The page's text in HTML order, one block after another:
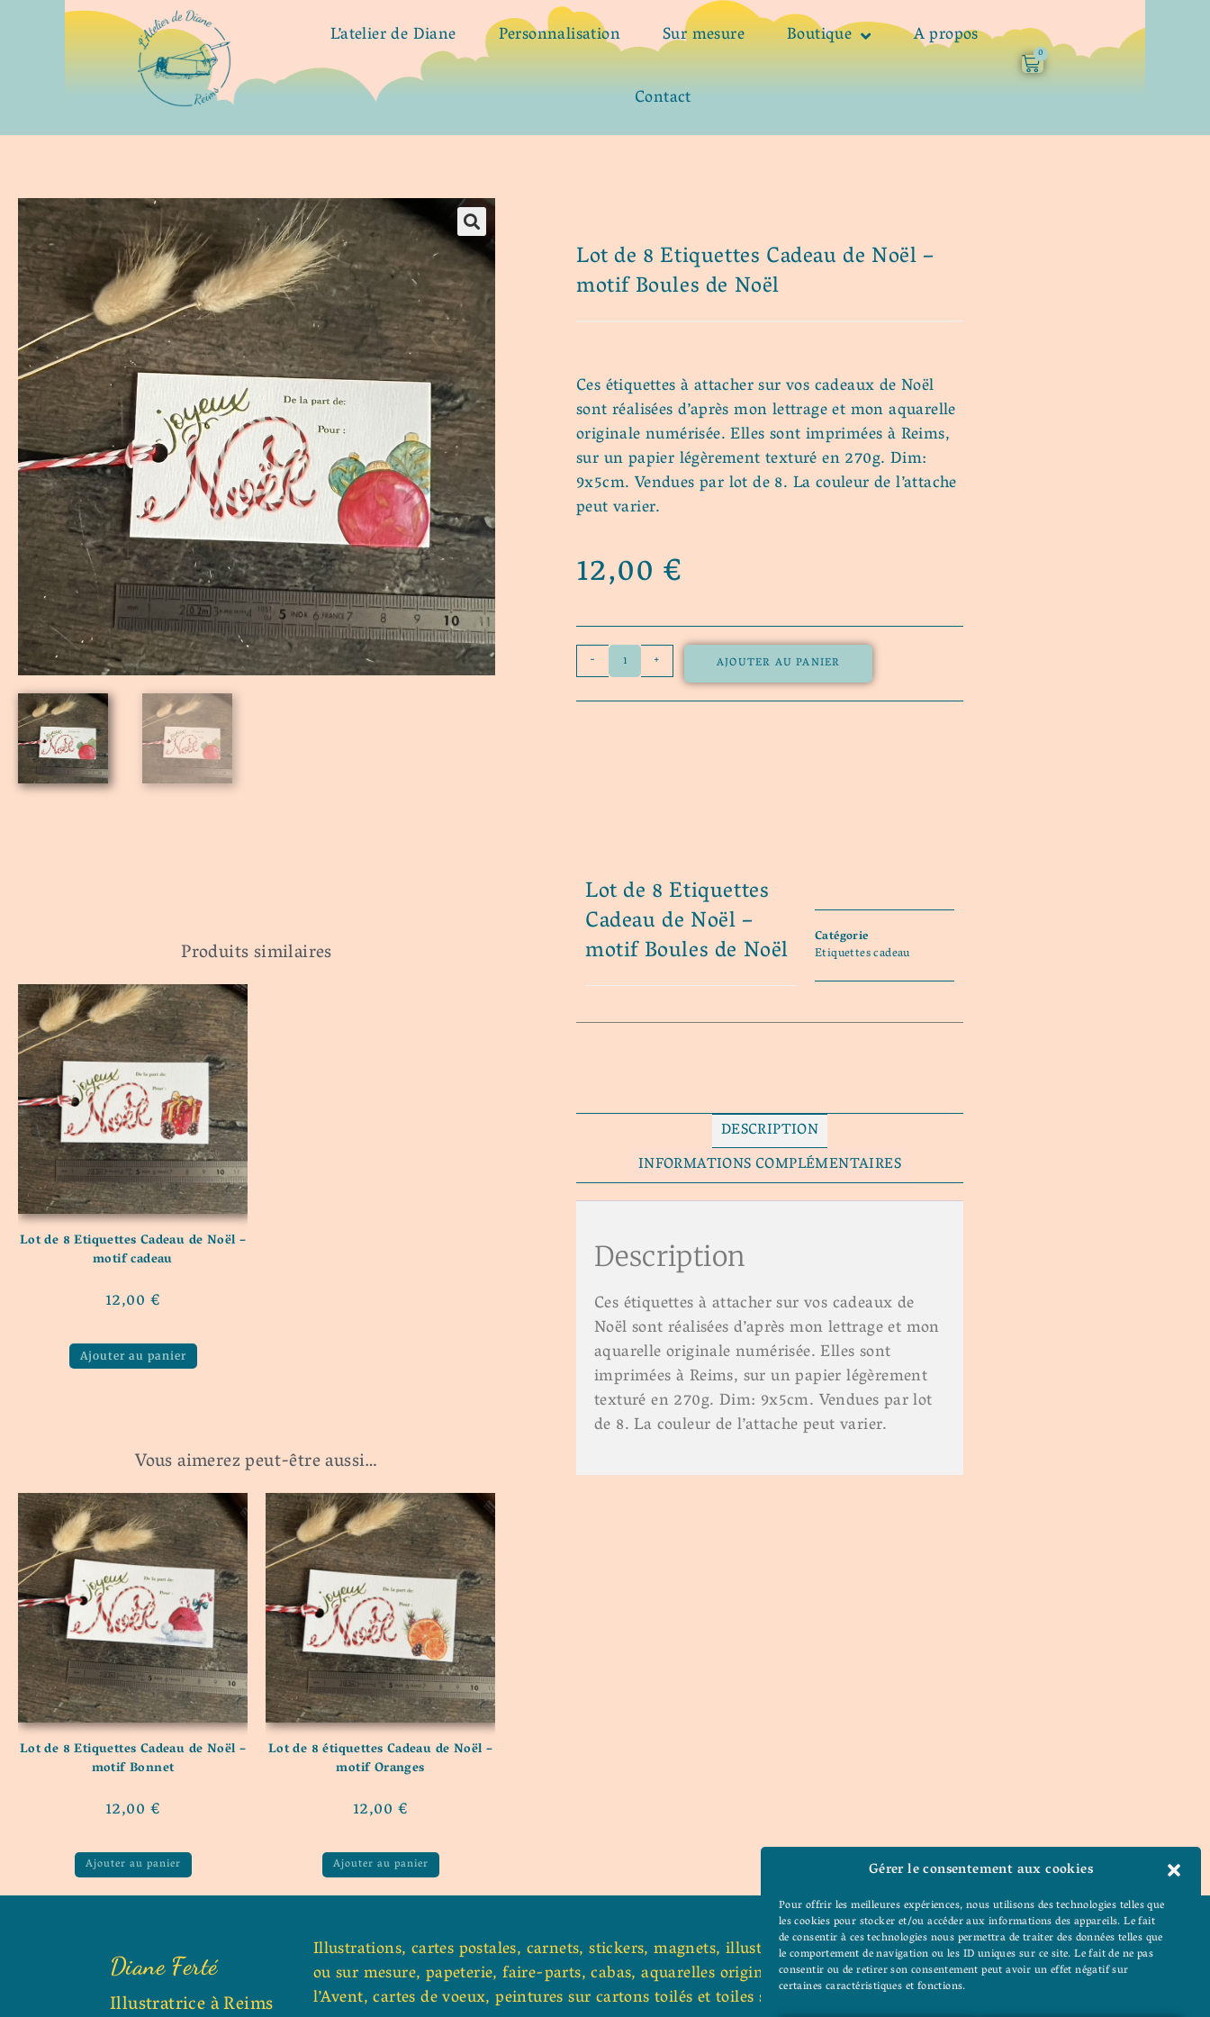
Gérer le consentement aux cookies
Pour offrir les meilleures expériences, nous utilisons des technologies telles que
les cookies pour stocker et/ou accéder aux informations des appareils. Le fait
de consentir à ces technologies nous permettra de traiter des données telles que
le comportement de navigation ou les ID uniques sur ce site. Le fait de ne pas
consentir ou de retirer son consentement peut avoir un effet négatif sur
certaines caractéristiques et fonctions.
L’atelier de Diane Personnalisation Sur mesure Boutique A propos
Contact
0
Lot de 8 Etiquettes Cadeau de Noël –
motif Boules de Noël
Ces étiquettes à attacher sur vos cadeaux de Noël
sont réalisées d’après mon lettrage et mon aquarelle
originale numérisée. Elles sont imprimées à Reims,
sur un papier légèrement texturé en 270g. Dim:
9x5cm. Vendues par lot de 8. La couleur de l’attache
peut varier.
12,00€
- + AJOUTER AU PANIER
Produits similaires
Lot de 8 Etiquettes Cadeau de Noël –
motif cadeau
12,00 €
Ajouter au panier
Vous aimerez peut-être aussi…
Lot de 8 Etiquettes Cadeau de Noël –
motif Bonnet
12,00 €
Ajouter au panier
Lot de 8 étiquettes Cadeau de Noël –
motif Oranges
12,00 €
Ajouter au panier
Lot de 8 Etiquettes
Cadeau de Noël –
motif Boules de Noël Catégorie
Etiquettes cadeau
DESCRIPTION
INFORMATIONS COMPLÉMENTAIRES
Description
Ces étiquettes à attacher sur vos cadeaux de
Noël sont réalisées d’après mon lettrage et mon
aquarelle originale numérisée. Elles sont
imprimées à Reims, sur un papier légèrement
texturé en 270g. Dim: 9x5cm. Vendues par lot
de 8. La couleur de l’attache peut varier.
Diane Ferté
Illustratrice à Reims
Illustrations, cartes postales, carnets, stickers, magnets, illustrations personnalisables
ou sur mesure, papeterie, faire-parts, cabas, aquarelles originales, calendriers de
l’Avent, cartes de voeux, peintures sur cartons toilés et toiles sur châssis
Contact